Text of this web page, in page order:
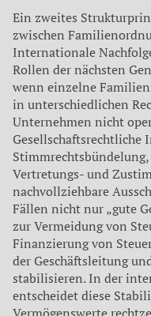
Ein zweites
zwischen
Internationale
Rollen der nächsten
wenn einzelne
in unterschiedlichen
Unternehmen nicht
Gesellschaftsrechtliche
Vertretungs- und
nachvollziehbare
Fällen nicht nur „gute
zur Vermeidung von
Finanzierung von
der Geschäftsleitung
stabilisieren. In der
entscheidet diese